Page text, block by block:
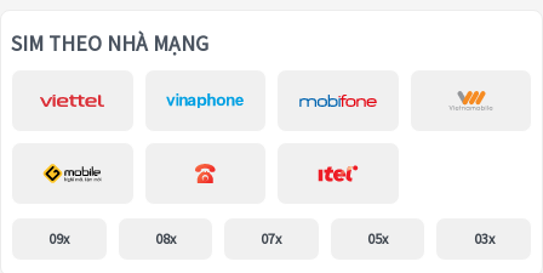
SIM THEO NHÀ MẠNG
09x 08x 07x 05x 03x